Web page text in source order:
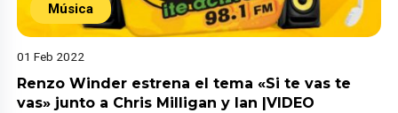
Música
01 Feb 2022
Renzo Winder estrena el tema «Si te vas te
vas» junto a Chris Milligan y Ian |VIDEO